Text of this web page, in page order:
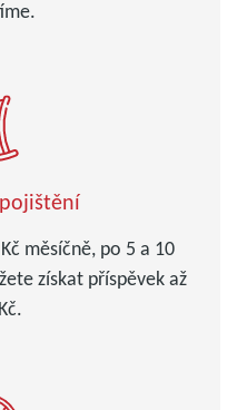
měsíčně, po 5 a 10
získat příspěvek až